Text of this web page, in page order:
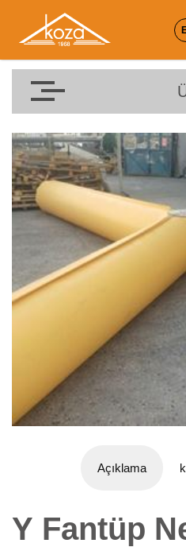
Açıklama
Y Fantüp